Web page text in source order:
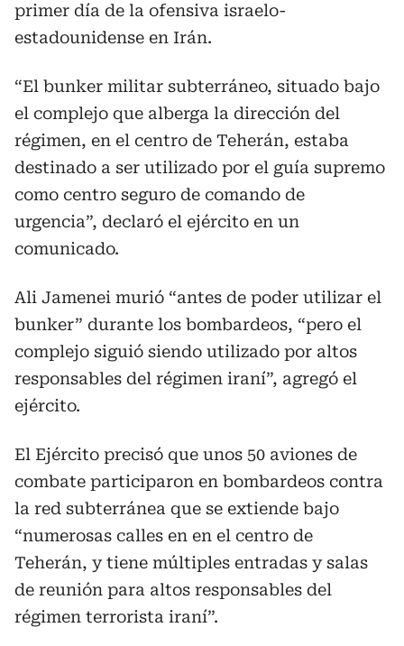
primer día de la ofensiva israelo-
estadounidense en Irán.
“El bunker militar subterráneo, situado bajo
el complejo que alberga la dirección del
régimen, en el centro de Teherán, estaba
destinado a ser utilizado por el guía supremo
como centro seguro de comando de
urgencia”, declaró el ejército en un
comunicado.
Ali Jamenei murió “antes de poder utilizar el
bunker” durante los bombardeos, “pero el
complejo siguió siendo utilizado por altos
responsables del régimen iraní”, agregó el
ejército.
El Ejército precisó que unos 50 aviones de
combate participaron en bombardeos contra
la red subterránea que se extiende bajo
“numerosas calles en en el centro de
Teherán, y tiene múltiples entradas y salas
de reunión para altos responsables del
régimen terrorista iraní”.